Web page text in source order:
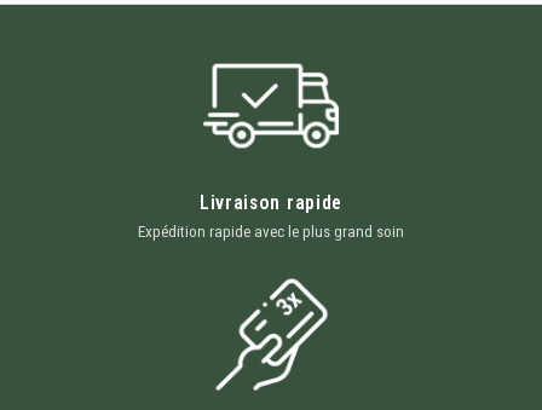
Livraison rapide
Expédition rapide avec le plus grand soin